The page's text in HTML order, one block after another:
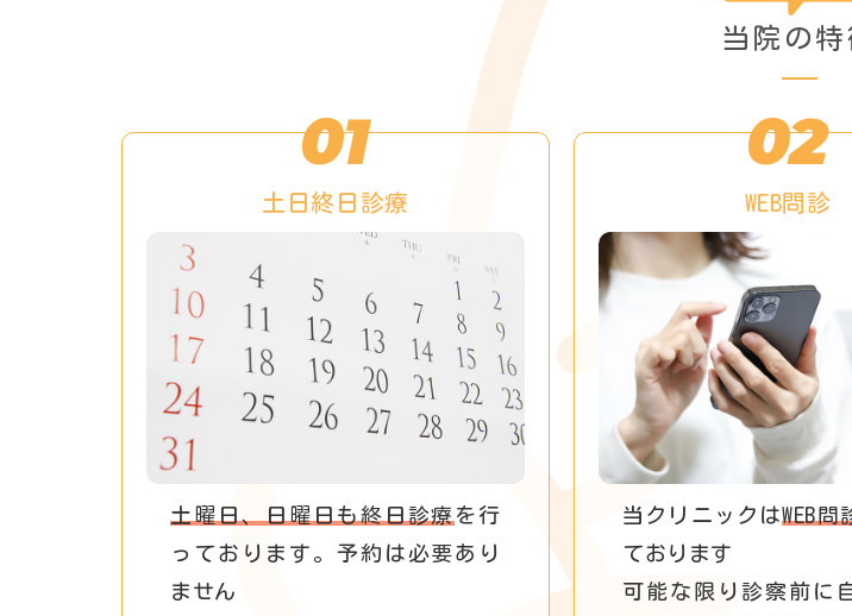
当院の特
01
土日終日診療
土曜日、日曜日も終日診療 を行
っております。予約は必要あり
ません
02
WEB問診
当クリニックはWEB問
ております
可能な限り診察前に